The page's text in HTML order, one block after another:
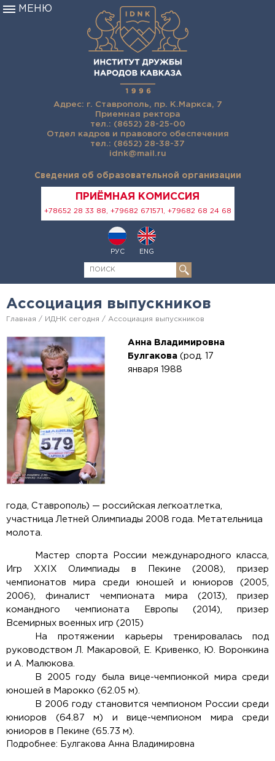
Адрес: г. Ставрополь, пр. К.Маркса, 7
Приемная ректора
тел.: (8652) 28-25-00
Отдел кадров и правового обеспечения
тел.: (8652) 28-38-37
idnk@mail.ru
Сведения об образовательной организации
ПРИЁМНАЯ КОМИССИЯ
+78652 28 33 88, +79682 671571, +79682 68 24 68
РУС ENG
МЕНЮ
Ассоциация выпускников
Главная ИДНК сегодня Ассоциация выпускников
Анна Владимировна
Булгакова (род. 17
января 1988
года Ставрополь) — российская легкоатлетка
участница Летней Олимпиады 2008 года
Метательница
молота
Мастер спорта России международного класса,
Игр XXIX Олимпиады в Пекине (2008), призер
чемпионатов мира среди юношей и юниоров (2005,
2006), финалист чемпионата мира (2013), призер
командного чемпионата Европы (2014), призер
Всемирных военных игр (2015)
На протяжении карьеры тренировалась под
руководством Л. Макаровой, Е. Кривенко, Ю. Воронкина
и А. Малюкова
В 2005 году была вице-чемпионкой мира среди
юношей в
Марокко (62.05 м).
В 2006 году становится чемпионом России среди
юниоров (64.87 м) и вице-чемпионом мира среди
юниоров в
Пекине (65.73 м).
Подробнее: Булгакова Анна Владимировна